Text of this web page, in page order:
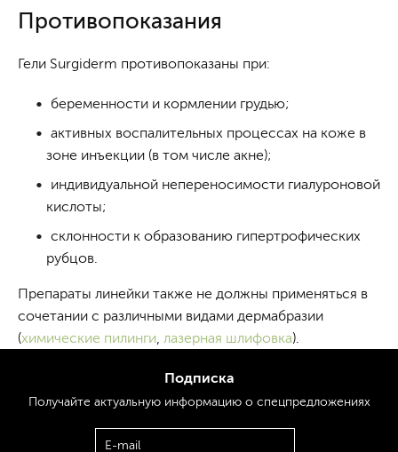
Противопоказания
Гели Surgiderm противопоказаны при:
беременности и кормлении грудью;
активных воспалительных процессах на коже в
зоне инъекции (в том числе акне);
индивидуальной непереносимости гиалуроновой
кислоты;
склонности к образованию гипертрофических
рубцов.
Препараты линейки также не должны применяться в
сочетании с различными видами дермабразии
(химические пилинги лазерная шлифовка).
Подписка
Получайте актуальнуюинформациюо спецпредложениях